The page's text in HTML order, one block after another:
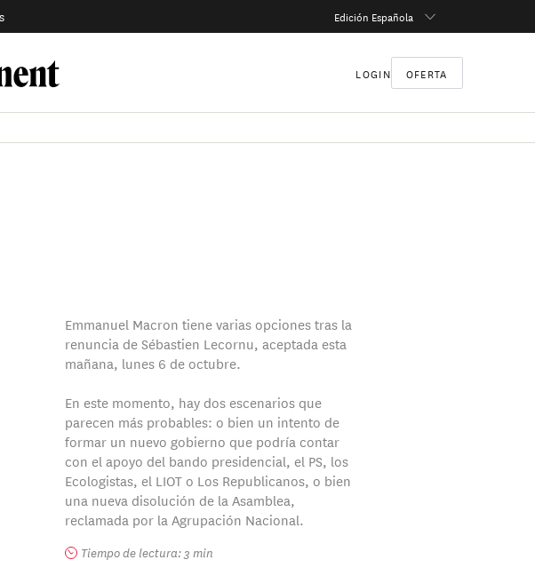
Edición Española
LOGIN OFERTA
Emmanuel Macron tiene varias opciones tras la
renuncia de Sébastien Lecornu, aceptada esta
mañana, lunes 6 de octubre.
En este momento, hay dos escenarios que
parecen más probables: o bien un intento de
formar un nuevo gobierno que podría contar
con el apoyo del bando presidencial, el PS, los
Ecologistas, el LIOT o Los Republicanos, o bien
una nueva disolución de la Asamblea,
reclamada por la Agrupación Nacional.
Tiempo de lectura: 3 min